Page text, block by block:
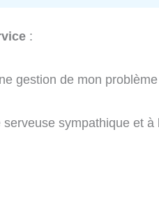
:
gestion de mon
sympathique et à